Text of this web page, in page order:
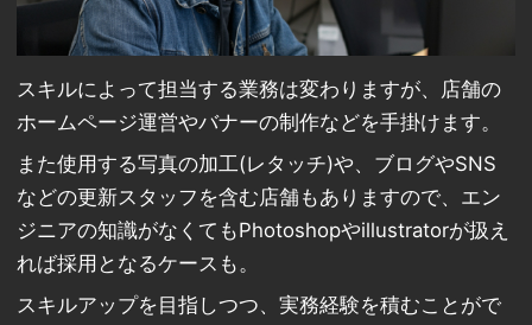
スキルによって担当する業務は変わりますが、店舗の
ホームページ運営やバナーの制作などを手掛けます。
また使用する写真の加工(レタッチ)や、ブログやSNS
などの更新スタッフを含む店舗もありますので、エン
ジニアの知識がなくてもPhotoshopやillustratorが扱え
れば採用となるケースも。
スキルアップを目指しつつ、実務経験を積むことがで